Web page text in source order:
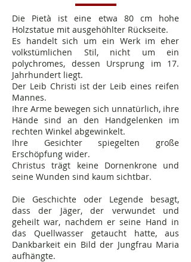
Die Pietà ist eine etwa 80 cm hohe
Holzstatue mit ausgehöhlter Rückseite.
Es handelt sich um ein Werk im eher
volkstümlichen Stil, nicht um ein
polychromes, dessen Ursprung im 17.
Jahrhundert liegt.
Der Leib Christi ist der Leib eines reifen
Mannes.
Ihre Arme bewegen sich unnatürlich, ihre
Hände sind an den Handgelenken im
rechten Winkel abgewinkelt.
Ihre Gesichter spiegelten große
Erschöpfung wider.
Christus trägt keine Dornenkrone und
seine Wunden sind kaum sichtbar.
Die Geschichte oder Legende besagt,
dass der Jäger, der verwundet und
geheilt war, nachdem er seine Hand in
das Quellwasser getaucht hatte, aus
Dankbarkeit ein Bild der Jungfrau Maria
aufhängte.